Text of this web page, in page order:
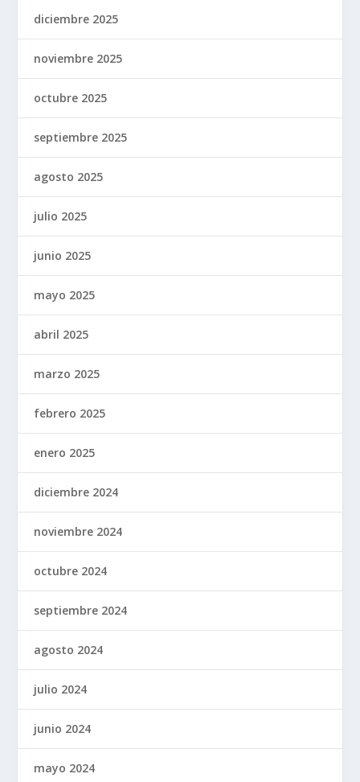
diciembre 2025
noviembre 2025
octubre 2025
septiembre 2025
agosto 2025
julio 2025
junio 2025
mayo 2025
abril 2025
marzo 2025
febrero 2025
enero 2025
diciembre 2024
noviembre 2024
octubre 2024
septiembre 2024
agosto 2024
julio 2024
junio 2024
mayo 2024